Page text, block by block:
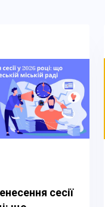
сесії